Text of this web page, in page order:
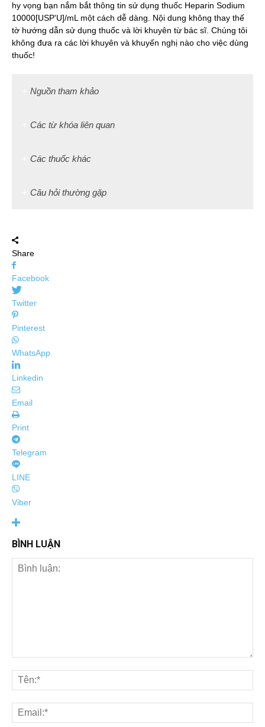
hy vọng bạn nắm bắt thông tin sử dụng thuốc Heparin Sodium
10000[USP'U]/mL một cách dễ dàng. Nội dung không thay thế
tờ hướng dẫn sử dụng thuốc và lời khuyên từ bác sĩ. Chúng tôi
không đưa ra các lời khuyên và khuyến nghị nào cho việc dùng
thuốc!
Nguồn tham khảo
Các từ khóa liên quan
Các thuốc khác
Câu hỏi thường gặp
Share
Facebook
Twitter
Pinterest
WhatsApp
Linkedin
Email
Print
Telegram
LINE
Viber
BÌNH LUẬN